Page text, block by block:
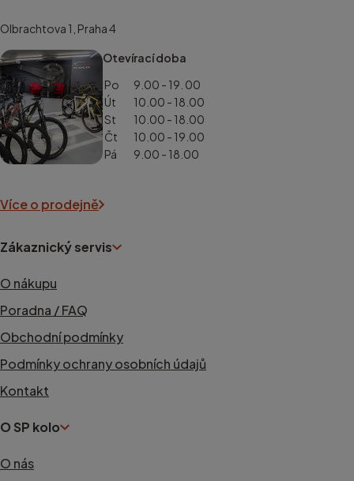
Olbrachtova 1, Praha 4
Otevírací doba
Po
9.00 - 19. 00
Út
10.00 - 18.00
St
10.00 - 18.00
Čt
10.00 - 19.00
Pá
9.00 - 18.00
Více o prodejně
Zákaznický servis
O nákupu
Poradna / FAQ
Obchodní podmínky
Podmínky ochrany osobních údajů
Kontakt
O SP kolo
O nás